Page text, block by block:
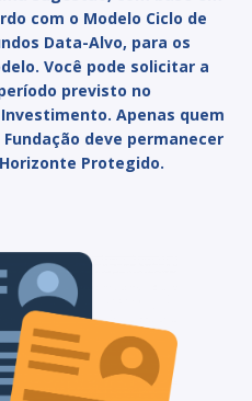
com o Modelo Ciclo de
Data-Alvo, para os
Você pode solicitar a
previsto no
Apenas quem
deve permanecer
Protegido.